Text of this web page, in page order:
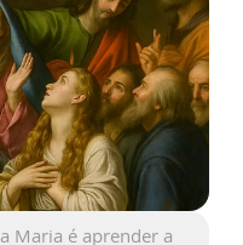
Maria é aprender a